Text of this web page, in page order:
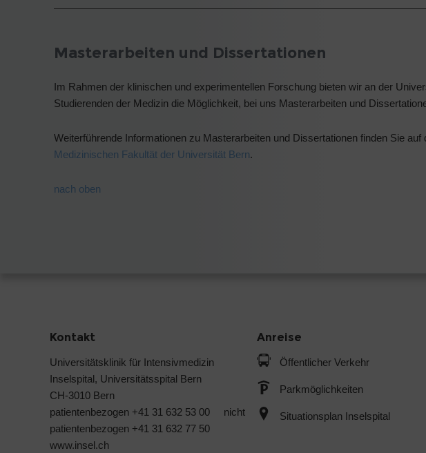
Masterarbeiten und Dissertationen
Im Rahmen der klinischen und experimentellen Forschung bieten wir an der
Studierenden der Medizin die Möglichkeit, bei uns Masterarbeiten und
Weiterführende Informationen zu Masterarbeiten und Dissertationen finden Sie auf
Medizinischen Fakultät der Universität Bern.
nach oben
Kontakt
Universitätsklinik für Intensivmedizin
Inselspital, Universitätsspital Bern
CH-3010 Bern
patientenbezogen +41 31 632 53 00 nicht
patientenbezogen +41 31 632 77 50
www.insel.ch
Anreise
Öffentlicher Verkehr
Parkmöglichkeiten
Situationsplan Inselspital